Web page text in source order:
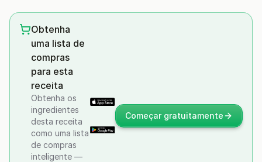
Obtenha
uma lista de
compras
para esta
receita
Obtenha os
ingredientes
desta receita
como uma lista
de compras
inteligente —
Começar gratuitamente